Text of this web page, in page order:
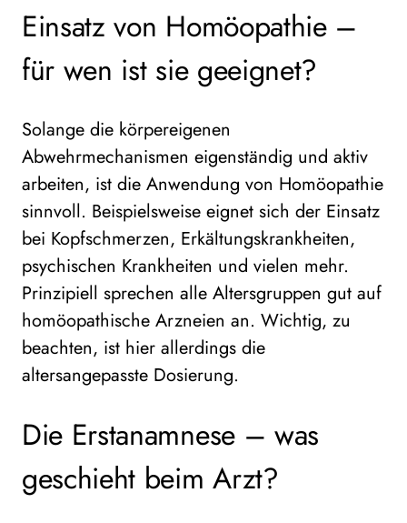
Einsatz von Homöopathie –
für wen ist sie geeignet?
Solange die körpereigenen
Abwehrmechanismen eigenständig und aktiv
arbeiten, ist die Anwendung von Homöopathie
sinnvoll. Beispielsweise eignet sich der Einsatz
bei Kopfschmerzen, Erkältungskrankheiten,
psychischen Krankheiten und vielen mehr.
Prinzipiell sprechen alle Altersgruppen gut auf
homöopathische Arzneien an. Wichtig, zu
beachten, ist hier allerdings die
altersangepasste Dosierung.
Die Erstanamnese – was
geschieht beim Arzt?